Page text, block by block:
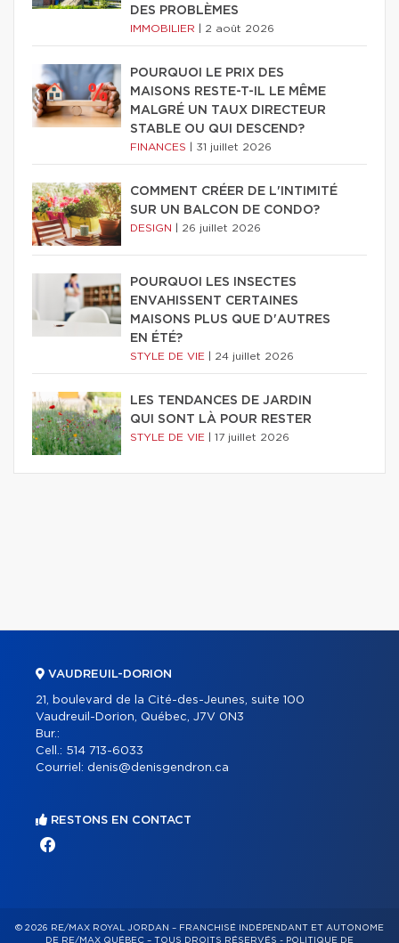
DES PROBLÈMES
IMMOBILIER 2 août 2026
POURQUOI LE PRIX DES
MAISONS RESTE-T-IL LE MÊME
MALGRÉ UN TAUX DIRECTEUR
STABLE OU QUI DESCEND?
FINANCES 31 juillet 2026
COMMENT CRÉER DE L'INTIMITÉ
SUR UN BALCON DE CONDO?
DESIGN 26 juillet 2026
POURQUOI LES INSECTES
ENVAHISSENT CERTAINES
MAISONS PLUS QUE D'AUTRES
EN ÉTÉ?
STYLE DE VIE 24 juillet 2026
LES TENDANCES DE JARDIN
QUI SONT LÀ POUR RESTER
STYLE DE VIE 17 juillet 2026
VAUDREUIL-DORION
21, boulevard de la Cité-des-Jeunes, suite 100
Vaudreuil-Dorion, Québec, J7V 0N3
Bur.:
Cell.: 514 713-6033
Courriel: denis@denisgendron.ca
RESTONS EN CONTACT
© 2026 RE/MAX ROYAL JORDAN – FRANCHISÉ INDÉPENDANT ET AUTONOME
DE RE/MAX QUÉBEC – TOUS DROITS RÉSERVÉS - POLITIQUE DE